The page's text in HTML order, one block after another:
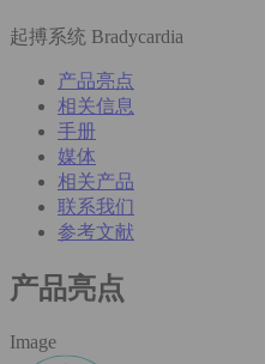
起搏系统 Bradycardia
产品亮点
相关信息
手册
媒体
相关产品
联系我们
参考文献
产品亮点
Image